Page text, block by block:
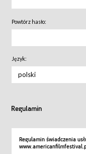
Powtórz hasło:
Język:
polski
Regulamin
Regulamin świadczenia